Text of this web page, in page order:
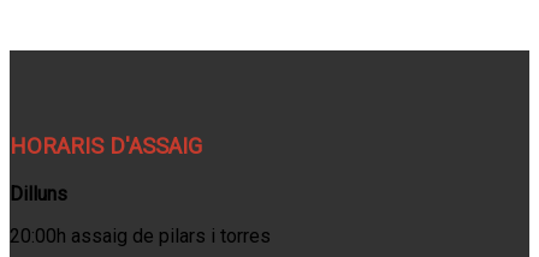
HORARIS D'ASSAIG
Dilluns
20:00h assaig de pilars i torres